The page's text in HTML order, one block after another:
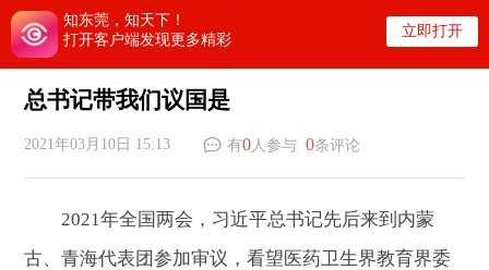
知东莞，知天下！
打开客户端发现更多精彩
立即打开
总书记带我们议国是
2021年03月10日 15:13 有0人参与0条评论
2021年全国两会，习近平总书记先后来到内蒙
古、青海代表团参加审议，看望医药卫生界教育界委